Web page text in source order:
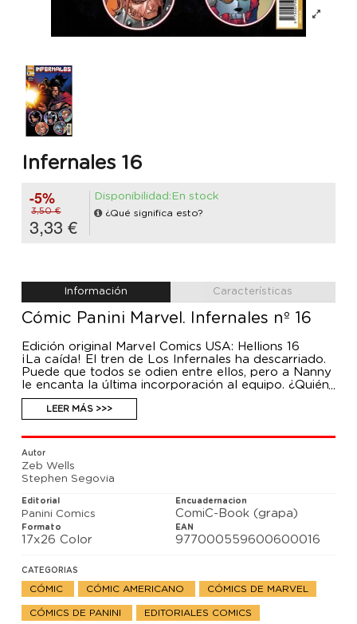
Infernales 16
-5%
3,50 €
3,33 €
Disponibilidad:En stock
¿Qué significa esto?
Información Características
Cómic Panini Marvel. Infernales nº 16
Edición original Marvel Comics USA: Hellions 16
¡La caída! El tren de Los Infernales ha descarriado.
Puede que todos se odien entre ellos, pero a Nanny
le encanta la última incorporación al equipo. ¿Quién
sería tan cruel como para pisotear su felicidad? ¡No
es quien piensas!
LEER MÁS >>>
Autor
Zeb Wells
Stephen Segovia
Editorial
Panini Comics
Encuadernacion
ComiC-Book (grapa)
Formato
17x26 Color
EAN
977000559600600016
CATEGORIAS
CÓMIC CÓMIC AMERICANO CÓMICS DE MARVEL
CÓMICS DE PANINI EDITORIALES COMICS